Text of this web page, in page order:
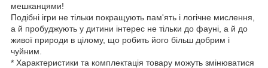
мешканцями!
Подібні ігри не тільки покращують пам'ять і логічне мислення,
а й пробуджують у дитини інтерес не тільки до фауні, а й до
живої природи в цілому, що робить його більш добрим і
чуйним.
* Характеристики та комплектація товару можуть змінюватися